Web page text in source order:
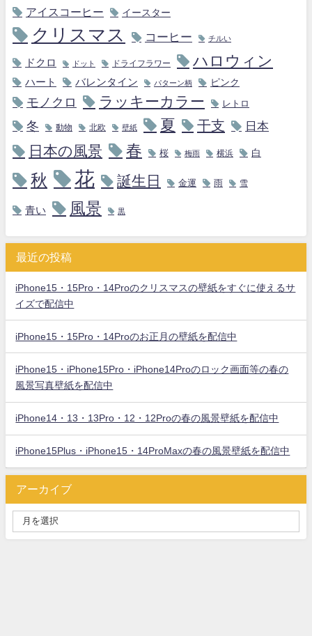
アイスコーヒー イースター
クリスマス コーヒー チルい
ドクロ ドット ドライフラワー ハロウィン
ハート バレンタイン パターン柄 ピンク
モノクロ ラッキーカラー レトロ
冬 動物 北欧 壁紙 夏 干支 日本
日本の風景 春 桜 梅雨 横浜 白
秋 花 誕生日 金運 雨 雪
青い 風景 黒
最近の投稿
iPhone15・15Pro・14Proのクリスマスの壁紙をすぐに使えるサ
イズで配信中
iPhone15・15Pro・14Proのお正月の壁紙を配信中
iPhone15・iPhone15Pro・iPhone14Proのロック画面等の春の
風景写真壁紙を配信中
iPhone14・13・13Pro・12・12Proの春の風景壁紙を配信中
iPhone15Plus・iPhone15・14ProMaxの春の風景壁紙を配信中
アーカイブ